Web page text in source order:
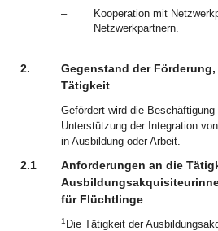
–
Kooperation mit
Netzwerkpartnern.
2.
Gegenstand der
Tätigkeit
Gefördert wird die
Unterstützung der Integration
in Ausbildung oder Arbeit.
2.1
Anforderungen an die
für Flüchtlinge
1 Die Tätigkeit der